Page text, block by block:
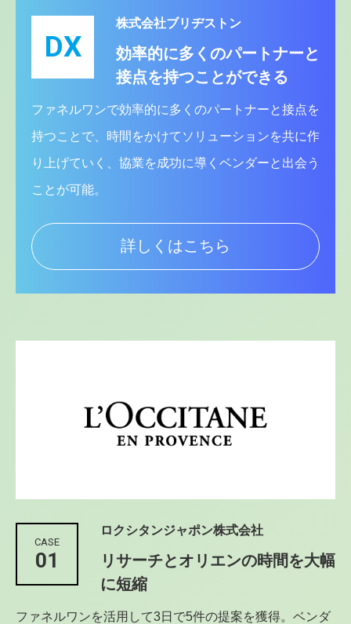
DX
株式会社ブリヂストン
効率的に多くのパートナーと
接点を持つことができる
ファネルワンで効率的に多くのパートナーと接点を
持つことで、時間をかけてソリューションを共に作
り上げていく、協業を成功に導くベンダーと出会う
ことが可能。
詳しくはこちら
CASE
01
ロクシタンジャポン株式会社
リサーチとオリエンの時間を大幅
に短縮
ファネルワンを活用して3日で5件の提案を獲得。ベンダ